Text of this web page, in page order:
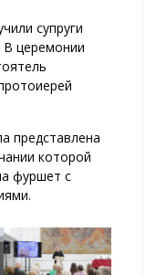
супруги
церемонии
представлена
которой
фуршет с